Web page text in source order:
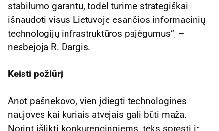
stabilumo garantu, todėl turime strategiškai
išnaudoti visus Lietuvoje esančios informacinių
technologijų infrastruktūros pajėgumus“, –
neabejoja R. Dargis.
Keisti požiūrį
Anot pašnekovo, vien įdiegti technologines
naujoves kai kuriais atvejais gali būti maža.
Norint išlikti konkurencingiems, teks spręsti ir